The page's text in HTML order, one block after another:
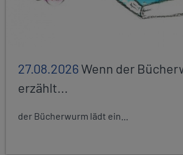
27.08.2026Wenn der
erzählt...
der Bücherwurm lädt ein...